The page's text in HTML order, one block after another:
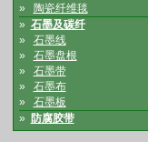
»
陶瓷纤维毯
» 石墨及碳纤
»
石墨线
»
石墨盘根
»
石墨带
»
石墨布
»
石墨板
»
防腐胶带